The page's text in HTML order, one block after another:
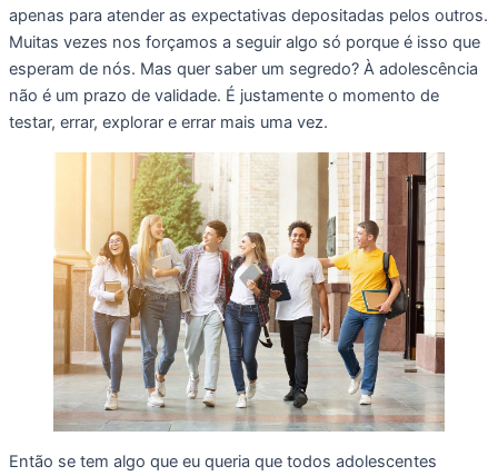
apenas para atender as expectativas depositadas pelos outros.
Muitas vezes nos forçamos a seguir algo só porque é isso que
esperam de nós. Mas quer saber um segredo? À adolescência
não é um prazo de validade. É justamente o momento de
testar, errar, explorar e errar mais uma vez.
Então se tem algo que eu queria que todos adolescentes